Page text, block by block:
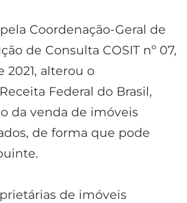
Coordenação-Geral de
de Consulta COSIT nº 07,
2021, alterou o
Federal do Brasil,
da venda de imóveis
de forma que pode
de imóveis